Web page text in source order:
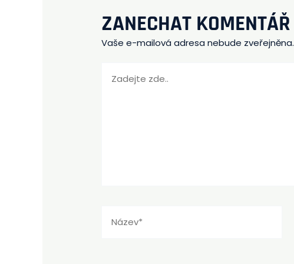
ZANECHAT KOMENTÁŘ
Vaše e-mailová adresa nebude zveřejněna.
zde..